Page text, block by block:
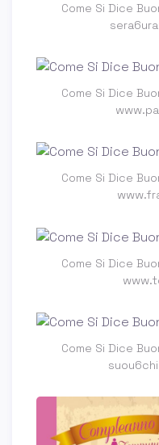
Come Si Dice
Come Si Dice
Come Si Dice
Come Si Dice
Come Si Dice